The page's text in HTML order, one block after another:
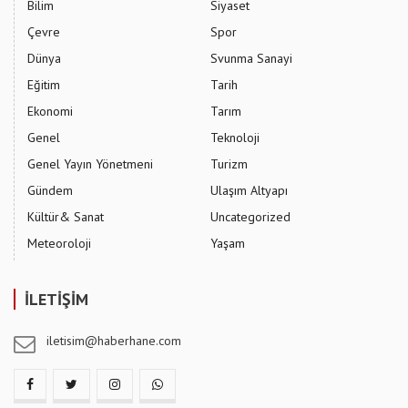
Bilim
Çevre
Dünya
Eğitim
Ekonomi
Genel
Genel Yayın Yönetmeni
Gündem
Kültür& Sanat
Meteoroloji
Siyaset
Spor
Svunma Sanayi
Tarih
Tarım
Teknoloji
Turizm
Ulaşım Altyapı
Uncategorized
Yaşam
İLETİŞİM
iletisim@haberhane.com